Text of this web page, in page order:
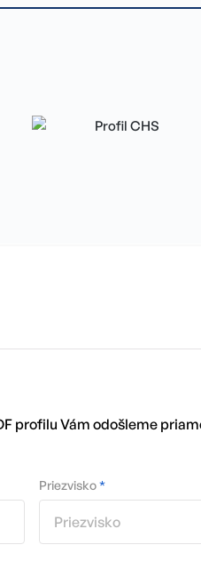
profilu Vám odošleme
Priezvisko*